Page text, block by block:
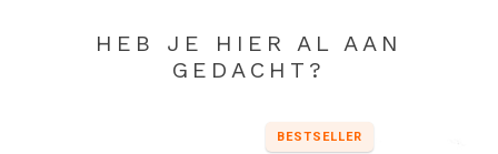
HEB JE HIER AL AAN
GEDACHT?
BESTSELLER